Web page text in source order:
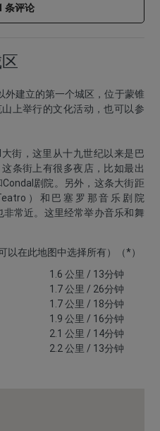
条评论
外建立的第一个城区，位于蒙锥
上举行的文化活动，也可以参
街，这里从十九世纪以来是巴
条街上有很多夜店 ，比如最出
Condal剧院。另外，这条大街距
）和巴塞罗那音乐剧院
非常近。这里经常举办音乐和舞
以在此地图中选择所有）（*）
1.6 公里 / 13分钟
1.7 公里 / 26分钟
1.7 公里 / 18分钟
1.9 公里 / 16分钟
2.1 公里 / 14分钟
2.2 公里 / 13分钟